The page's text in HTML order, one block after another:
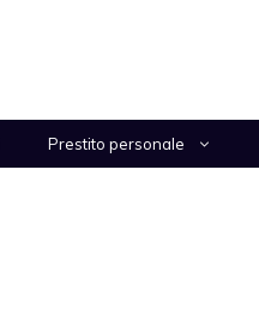
Prestito personale